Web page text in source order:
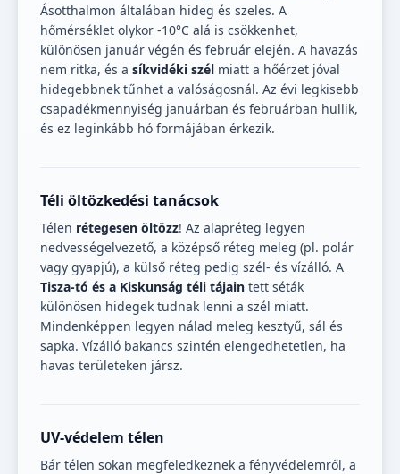
Ásotthalmon általában hideg és szeles. A
hőmérséklet olykor -10°C alá is csökkenhet,
különösen január végén és február elején. A havazás
nem ritka, és a síkvidéki szél miatt a hőérzet jóval
hidegebbnek tűnhet a valóságosnál. Az évi legkisebb
csapadékmennyiség januárban és februárban hullik,
és ez leginkább hó formájában érkezik.
Téli öltözkedési tanácsok
Télen rétegesen öltözz! Az alapréteg legyen
nedvességelvezető, a középső réteg meleg (pl. polár
vagy gyapjú), a külső réteg pedig szél- és vízálló. A
Tisza-tó és a Kiskunság téli tájain tett séták
különösen hidegek tudnak lenni a szél miatt.
Mindenképpen legyen nálad meleg kesztyű, sál és
sapka. Vízálló bakancs szintén elengedhetetlen, ha
havas területeken jársz.
UV-védelem télen
Bár télen sokan megfeledkeznek a fényvédelemről, a